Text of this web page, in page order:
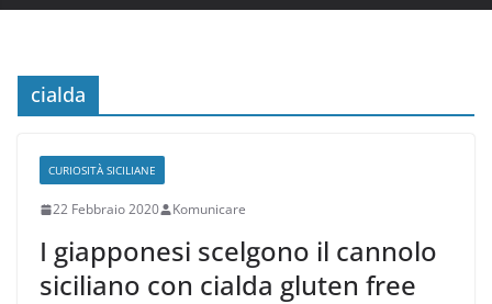
cialda
CURIOSITÀ SICILIANE
22 Febbraio 2020 Komunicare
I giapponesi scelgono il cannolo
siciliano con cialda gluten free